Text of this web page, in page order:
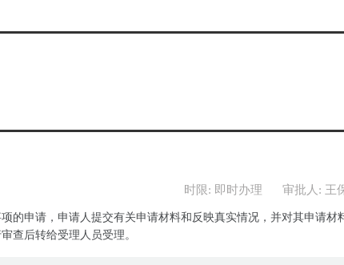
时限: 即时办理 审批人: 王
的申请，申请人提交有关申请材料和反映真实情况，并对其申请材
查后转给受理人员受理。